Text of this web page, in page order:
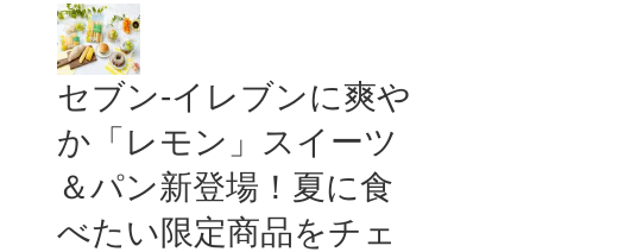
セブン‐イレブンに爽や
か「レモン」スイーツ
＆パン新登場！夏に食
べたい限定商品をチェ